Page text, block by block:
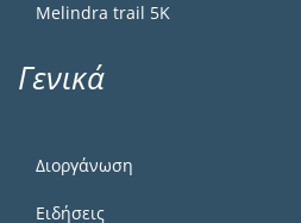
Melindra trail 5Κ
Γενικά
Διοργάνωση
Ειδήσεις